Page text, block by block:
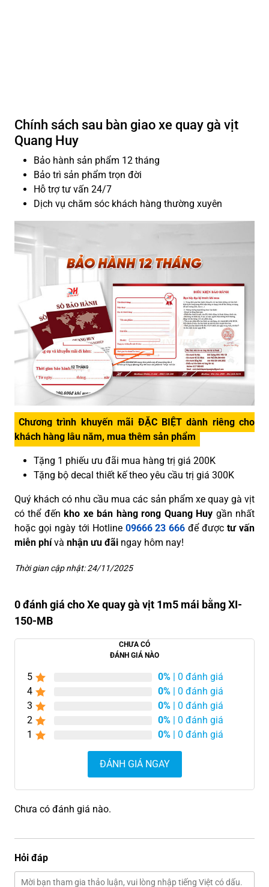
Chính sách sau bàn giao xe quay gà vịt
Quang Huy
Bảo hành sản phẩm 12 tháng
Bảo trì sản phẩm trọn đời
Hỗ trợ tư vấn 24/7
Dịch vụ chăm sóc khách hàng thường xuyên
Chương trình khuyến mãi ĐẶC BIỆT dành riêng cho
khách hàng lâu năm, mua thêm sản phẩm
Tặng 1 phiếu ưu đãi mua hàng trị giá 200K
Tặng bộ decal thiết kế theo yêu cầu trị giá 300K
Quý khách có nhu cầu mua các sản phẩm xe quay gà vịt
có thể đến kho xe bán hàng rong Quang Huy gần nhất
hoặc gọi ngày tới Hotline 09666 23 666 để đượctư vấn
miễn phívà nhận ưu đãi ngay hôm nay!
Thời gian cập nhật: 24/11/2025
0 đánh giá cho Xe quay gà vịt 1m5 mái bằng XI-
150-MB
CHƯA CÓ
ĐÁNH GIÁ NÀO
5 0% | 0 đánh giá
4
0% | 0 đánh giá
3
0% | 0 đánh giá
2
0% | 0 đánh giá
1
0% | 0 đánh giá
ĐÁNH GIÁ NGAY
Chưa có đánh giá nào.
Hỏi đáp